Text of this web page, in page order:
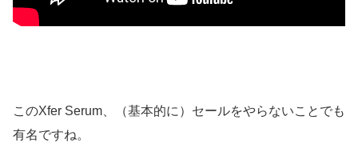
このXfer Serum、（基本的に）セールをやらないことでも
有名ですね。